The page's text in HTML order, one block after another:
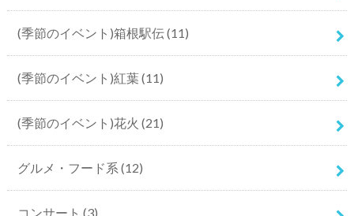
(季節のイベント)箱根駅伝(11)
(季節のイベント)紅葉(11)
(季節のイベント)花火 (21)
グルメ・フード系 (12)
コンサート (3)